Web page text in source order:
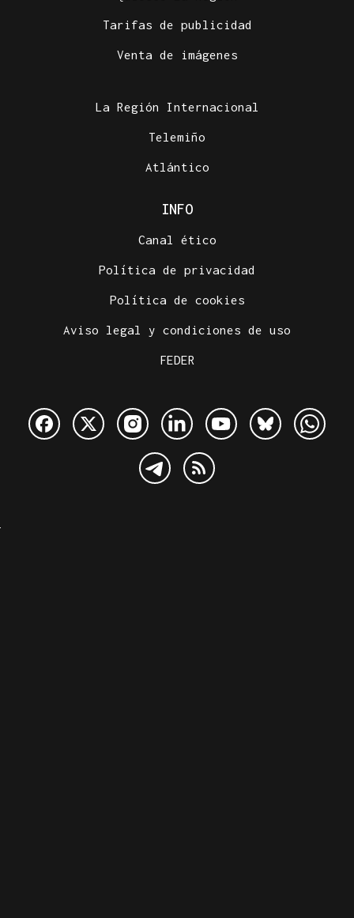
Tarifas de publicidad
Venta de imágenes
La Región Internacional
Telemiño
Atlántico
INFO
Canal ético
Política de privacidad
Política de cookies
Aviso legal y condiciones de uso
FEDER